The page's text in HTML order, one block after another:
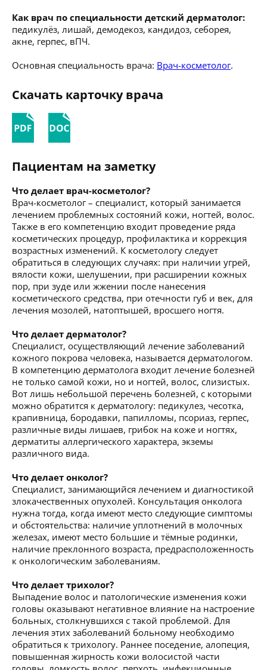
Как врач по специальности детский дерматолог:
педикулёз, лишай, демодекоз, кандидоз, себорея,
акне, герпес, вПЧ.
Основная специальность врача: Врач-косметолог.
Скачать карточку врача
Пациентам на заметку
Что делает врач-косметолог?
Врач-косметолог – специалист, который занимается
лечением проблемных состояний кожи, ногтей, волос.
Также в его компетенцию входит проведение ряда
косметических процедур, профилактика и коррекция
возрастных изменений. К косметологу следует
обратиться в следующих случаях: при наличии угрей,
вялости кожи, шелушении, при расширении кожных
пор, при зуде или жжении после нанесения
косметического средства, при отечности губ и век, для
лечения мозолей, натоптышей, вросшего ногтя.
Что делает дерматолог?
Специалист, осуществляющий лечение заболеваний
кожного покрова человека, называется дерматологом.
В компетенцию дерматолога входит лечение болезней
не только самой кожи, но и ногтей, волос, слизистых.
Вот лишь небольшой перечень болезней, с которыми
можно обратится к дерматологу: педикулез, чесотка,
крапивница, бородавки, папилломы, псориаз, герпес,
различные виды лишаев, грибок на коже и ногтях,
дерматиты аллергического характера, экземы
различного вида.
Что делает онколог?
Специалист, занимающийся лечением и диагностикой
злокачественных опухолей. Консультация онколога
нужна тогда, когда имеют место следующие симптомы
и обстоятельства: наличие уплотнений в молочных
железах, имеют место большие и тёмные родинки,
наличие преклонного возраста, предрасположенность
к онкологическим заболеваниям.
Что делает трихолог?
Выпадение волос и патологические изменения кожи
головы оказывают негативное влияние на настроение
больных, столкнувшихся с такой проблемой. Для
лечения этих заболеваний больному необходимо
обратиться к трихологу. Раннее поседение, алопеция,
повышенная жирность кожи волосистой части